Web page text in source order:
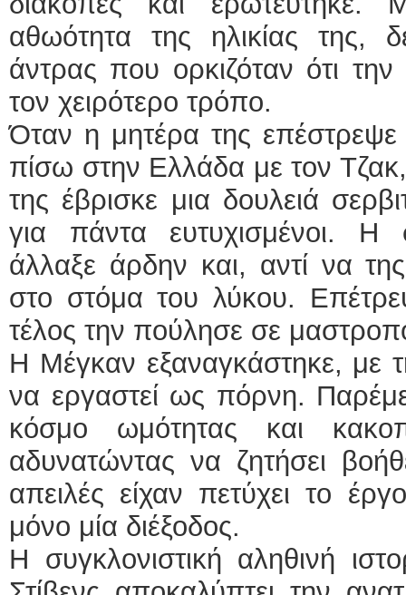
αθωότητα της ηλικίας της,
άντρας που ορκιζόταν ότι
τον χειρότερο τρόπο.
Όταν η μητέρα της επέστρεψε
πίσω στην Ελλάδα με τον Τζακ,
της έβρισκε μια δουλειά
για πάντα ευτυχισμένοι.
άλλαξε άρδην και, αντί να
στο στόμα του λύκου.
τέλος την πούλησε σε
Η Μέγκαν εξαναγκάστηκε, με
να εργαστεί ως πόρνη.
κόσμο ωμότητας και
αδυνατώντας να ζητήσει
απειλές είχαν πετύχει το
μόνο μία διέξοδος.
Η συγκλονιστική αληθινή